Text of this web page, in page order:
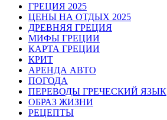
ГРЕЦИЯ 2025
ЦЕНЫ НА ОТДЫХ 2025
ДРЕВНЯЯ ГРЕЦИЯ
МИФЫ ГРЕЦИИ
КАРТА ГРЕЦИИ
КРИТ
АРЕНДА АВТО
ПОГОДА
ПЕРЕВОДЫ ГРЕЧЕСКИЙ ЯЗЫК
ОБРАЗ ЖИЗНИ
РЕЦЕПТЫ